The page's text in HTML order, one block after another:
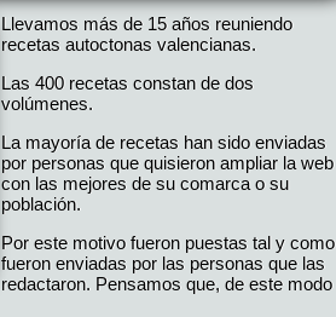
Llevamos más de 15 años reuniendo
recetas autoctonas valencianas.
Las 400 recetas constan de dos
volúmenes.
La mayoría de recetas han sido enviadas
por personas que quisieron ampliar la web
con las mejores de su comarca o su
población.
Por este motivo fueron puestas tal y como
fueron enviadas por las personas que las
redactaron. Pensamos que, de este modo